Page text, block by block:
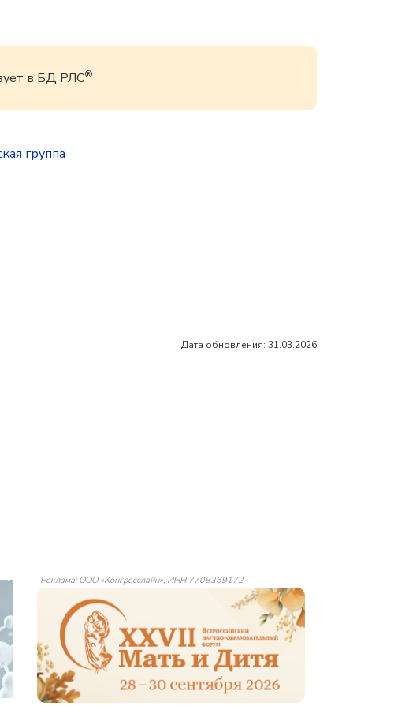
в БД РЛС®
группа
Дата обновления: 31.03.2026
Реклама: ООО «Конгресслайн», ИНН 7708369172